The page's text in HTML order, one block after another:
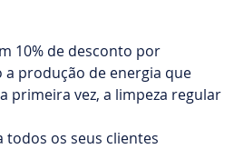
10% de desconto por
a produção de energia que
primeira vez, a limpeza regular
todos os seus clientes